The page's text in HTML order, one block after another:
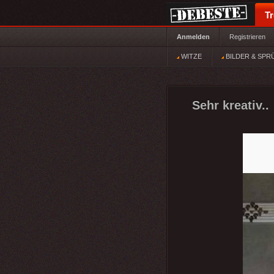
Anmelden Registrieren
WITZE BILDER &
Sehr kreativ..